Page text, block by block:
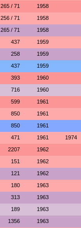
265 / 71 1958
256 / 71 1958
265 / 71 1958
437 1959
258 1959
437 1959
393 1960
716 1960
599 1961
850 1961
850 1961
471 1961 1974
2207 1962
151 1962
121 1962
180 1963
313 1963
189 1963
1356 1963